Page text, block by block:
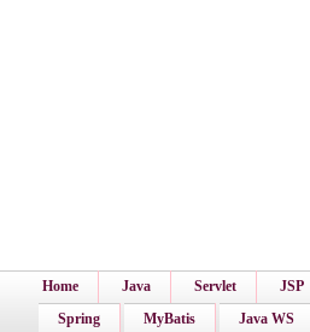
Home Java Servlet JSP
Spring
MyBatis Java WS